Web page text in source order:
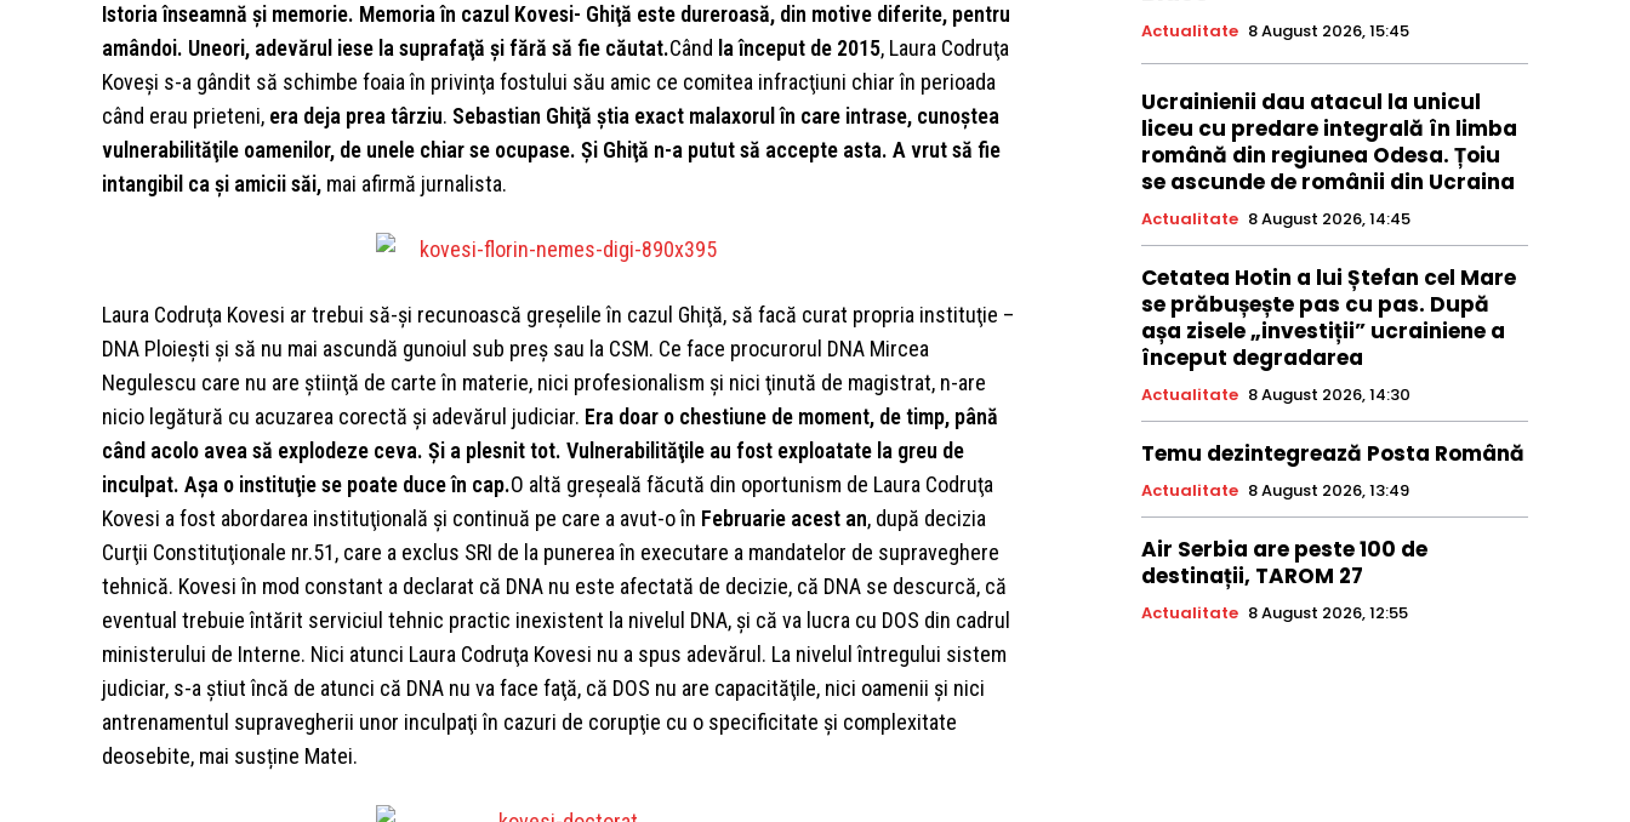
Istoria înseamnă şi memorie. Memoria în cazul Kovesi- Ghiţă este dureroasă, din motive diferite, pentru
amândoi. Uneori, adevărul iese la suprafaţă şi fără să fie căutat.Când la început de 2015, Laura Codruţa
Koveşi s-a gândit să schimbe foaia în privinţa fostului său amic ce comitea infracţiuni chiar în perioada
când erau prieteni, era deja prea târziu. Sebastian Ghiţă ştia exact malaxorul în care intrase, cunoştea
vulnerabilităţile oamenilor, de unele chiar se ocupase. Şi Ghiţă n-a putut să accepte asta. A vrut să fie
intangibil ca şi amicii săi, mai afirmă jurnalista.
Laura Codruţa Kovesi ar trebui să-şi recunoască greşelile în cazul Ghiţă, să facă curat propria instituţie –
DNA Ploieşti şi să nu mai ascundă gunoiul sub preş sau la CSM. Ce face procurorul DNA Mircea
Negulescu care nu are ştiinţă de carte în materie, nici profesionalism şi nici ţinută de magistrat, n-are
nicio legătură cu acuzarea corectă şi adevărul judiciar. Era doar o chestiune de moment, de timp, până
când acolo avea să explodeze ceva. Şi a plesnit tot. Vulnerabilităţile au fost exploatate la greu de
inculpat. Aşa o instituţie se poate duce în cap.O altă greşeală făcută din oportunism de Laura Codruţa
Kovesi a fost abordarea instituţională şi continuă pe care a avut-o în Februarie acest an, după decizia
Curţii Constituţionale nr.51, care a exclus SRI de la punerea în executare a mandatelor de supraveghere
tehnică. Kovesi în mod constant a declarat că DNA nu este afectată de decizie, că DNA se descurcă, că
eventual trebuie întărit serviciul tehnic practic inexistent la nivelul DNA, şi că va lucra cu DOS din cadrul
ministerului de Interne. Nici atunci Laura Codruţa Kovesi nu a spus adevărul. La nivelul întregului sistem
judiciar, s-a ştiut încă de atunci că DNA nu va face faţă, că DOS nu are capacităţile, nici oamenii şi nici
antrenamentul supravegherii unor inculpaţi în cazuri de corupţie cu o specificitate şi complexitate
deosebite, mai susține Matei.
Actualitate 8 August 2026, 15:45
Ucrainienii dau atacul la unicul
liceu cu predare integrală în limba
română din regiunea Odesa. Țoiu
se ascunde de românii din Ucraina
Actualitate 8 August 2026, 14:45
Cetatea Hotin a lui Ștefan cel Mare
se prăbușește pas cu pas. După
așa zisele „investiții” ucrainiene a
început degradarea
Actualitate 8 August 2026, 14:30
Temu dezintegrează Posta Română
Actualitate 8 August 2026, 13:49
Air Serbia are peste 100 de
destinații, TAROM 27
Actualitate 8 August 2026, 12:55